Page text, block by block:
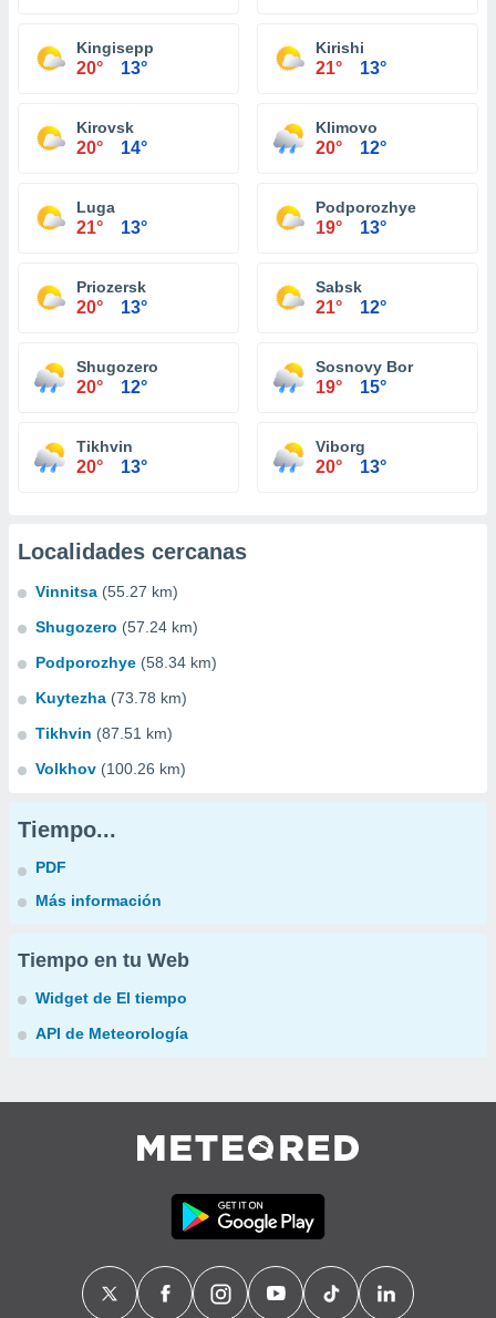
Kingisepp
20° 13°
Kirishi
21° 13°
Kirovsk
20° 14°
Klimovo
20° 12°
Luga
21° 13°
Podporozhye
19° 13°
Priozersk
20° 13°
Sabsk
21° 12°
Shugozero
20° 12°
Sosnovy Bor
19° 15°
Tikhvin
20° 13°
Viborg
20° 13°
Localidades cercanas
Vinnitsa (55.27 km)
Shugozero (57.24 km)
Podporozhye (58.34 km)
Kuytezha (73.78 km)
Tikhvin (87.51 km)
Volkhov (100.26 km)
Tiempo...
PDF
Más información
Tiempo en tu Web
Widget de El tiempo
API de Meteorología